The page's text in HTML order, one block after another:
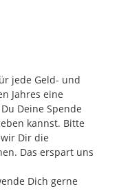
jede Geld- und
Jahres eine
Deine Spende
kannst. Bitte
Dir die
Das erspart uns
Dich gerne